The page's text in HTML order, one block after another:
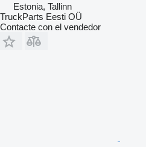
Estonia, Tallinn
TruckParts Eesti OÜ
Contacte con el vendedor